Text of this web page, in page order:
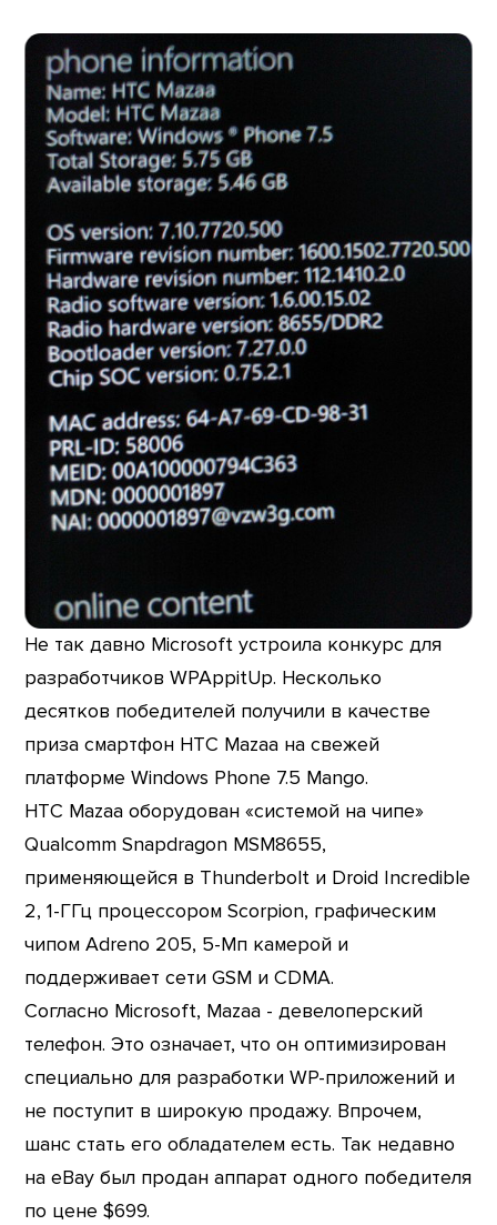
Не так давно Microsoft устроила конкурс для
разработчиков WPAppitUp. Несколько
десятков победителей получили в качестве
приза смартфон HTC Mazaa на свежей
платформе Windows Phone 7.5 Mango.
HTC Mazaa оборудован «системой на чипе»
Qualcomm Snapdragon MSM8655,
применяющейся в Thunderbolt и Droid Incredible
2, 1-ГГц процессором Scorpion, графическим
чипом Adreno 205, 5-Мп камерой и
поддерживает сети GSM и CDMA.
Согласно Microsoft, Mazaa - девелоперский
телефон. Это означает, что он оптимизирован
специально для разработки WP-приложений и
не поступит в широкую продажу. Впрочем,
шанс стать его обладателем есть. Так недавно
на eBay был продан аппарат одного победителя
по цене $699.